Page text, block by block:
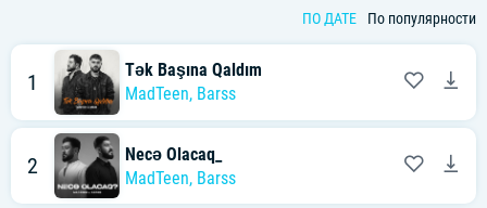
ПО ДАТЕ По популярности
1
Tək Başına Qaldım
MadTeen, Barss
2
Necə Olacaq_
MadTeen, Barss